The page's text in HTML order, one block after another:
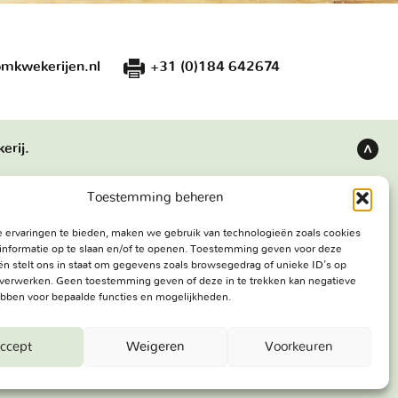
Toestemming beheren
ervaringen te bieden, maken we gebruik van technologieën zoals cookies
op te slaan en/of te openen. Toestemming geven voor deze
stelt ons in staat om gegevens zoals browsegedrag of unieke ID's op
Geen toestemming geven of deze in te trekken kan negatieve
voor bepaalde functies en mogelijkheden.
Weigeren Voorkeuren
+31 (0)184 642674
werken
Facebook
Bezoekadres
Haringweg 3A
2975 LB Ottoland
naar
boven